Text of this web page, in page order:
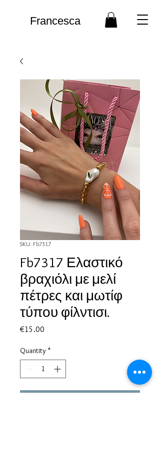
Francesca
SKU: Fb7317
Fb7317 Ελαστικό
βραχιόλι με μελί
πέτρες και μωτίφ
τύπου φίλντισι.
€15.00
Quantity *